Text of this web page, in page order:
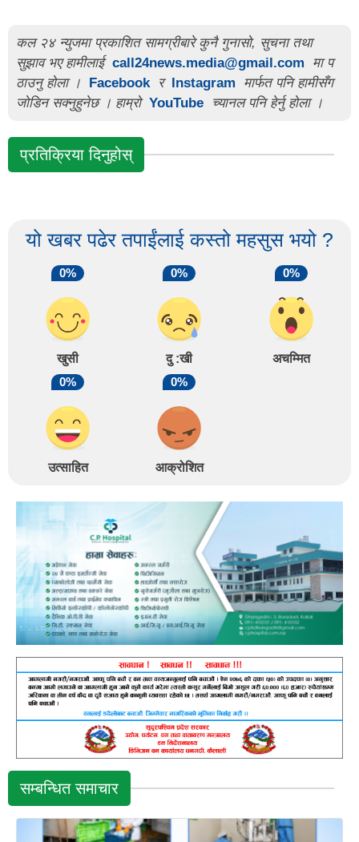
कल २४ न्युजमा प्रकाशित सामग्रीबारे कुनै गुनासो, सुचना तथा
सुझाव भए हामीलाई call24news.media@gmail.com
मा प
ठाउनु होला ।
Facebook र Instagram
मार्फत पनि हामीसँग
जोडिन सक्नुहुनेछ । हाम्रो YouTube च्यानल पनि हेर्नु होला ।
प्रतिक्रिया दिनुहोस्
यो खबर पढेर तपाईंलाई कस्तो महसुस भयो ?
0%
खुसी
0%
दु :खी
0%
अचम्मित
0%
उत्साहित
0%
आक्रोशित
सम्बन्धित समाचार